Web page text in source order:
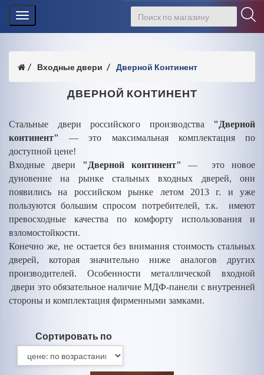
Toggle
navigation
Входные двери Дверной Континент
ДВЕРНОЙ КОНТИНЕНТ
Стальные двери российского производства "Дверной
континент"
— это максимальная комплектация по
доступной цене!
Входные двери "Дверной континент" — это новое
дуновение на рынке стальных входных дверей, они
появились на российском рынке летом 2013 г. и уже
пользуются большим спросом потребителей, т.к. имеют
превосходные качества по комфорту использования и
взломостойкости.
Конечно же, не остается без внимания стоимость стальных
дверей, которая значительно ниже аналогов других
производителей. Особенности металлической входной
двери это обязательное наличие МДФ-панели с внутренней
стороны и комплектация фирменными замками.
Сортировать по